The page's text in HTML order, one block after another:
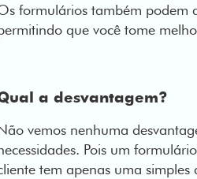
formulários também podem
que você tome
a desvantagem?
vemos nenhuma
Pois um
tem apenas uma